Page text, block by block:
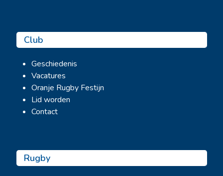
Club
Geschiedenis
Vacatures
Oranje Rugby Festijn
Lid worden
Contact
Rugby